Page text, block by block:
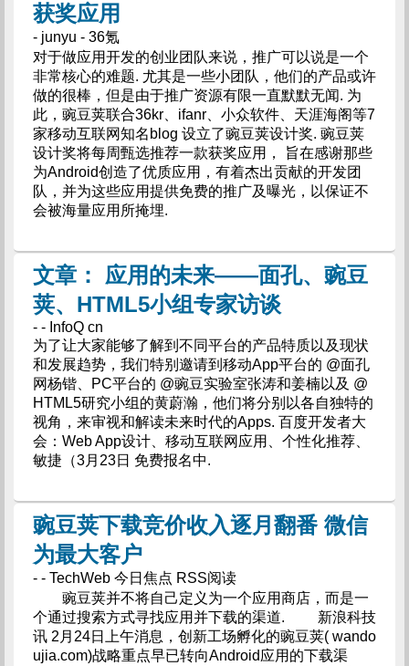
获奖应用
- junyu - 36氪
对于做应用开发的创业团队来说，推广可以说是一个
非常核心的难题. 尤其是一些小团队，他们的产品或许
做的很棒，但是由于推广资源有限一直默默无闻. 为
此，豌豆荚联合36kr、ifanr、小众软件、天涯海阁等7
家移动互联网知名blog 设立了豌豆荚设计奖. 豌豆荚
设计奖将每周甄选推荐一款获奖应用， 旨在感谢那些
为Android创造了优质应用，有着杰出贡献的开发团
队，并为这些应用提供免费的推广及曝光，以保证不
会被海量应用所掩埋.
文章： 应用的未来——面孔、豌豆
荚、HTML5小组专家访谈
- - InfoQ cn
为了让大家能够了解到不同平台的产品特质以及现状
和发展趋势，我们特别邀请到移动App平台的 @面孔
网杨锴、PC平台的 @豌豆实验室张涛和姜楠以及 @
HTML5研究小组的黄蔚瀚，他们将分别以各自独特的
视角，来审视和解读未来时代的Apps. 百度开发者大
会：Web App设计、移动互联网应用、个性化推荐、
敏捷（3月23日 免费报名中.
豌豆荚下载竞价收入逐月翻番 微信
为最大客户
- - TechWeb 今日焦点 RSS阅读
豌豆荚并不将自己定义为一个应用商店，而是一
个通过搜索方式寻找应用并下载的渠道. 新浪科技
讯 2月24日上午消息，创新工场孵化的豌豆荚( wando
ujia.com)战略重点早已转向Android应用的下载渠